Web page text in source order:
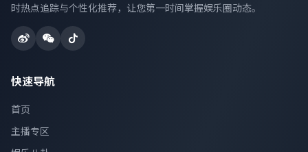
时热点追踪与个性化推荐，让您第一时间掌握娱乐圈动态。
快速导航
首页
主播专区